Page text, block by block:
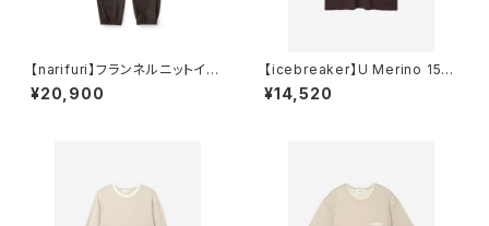
【narifuri】フランネルニットイー
ジージョガーズ
¥20,900
【icebreaker】U Merino 150
SS Pocket Tee
¥14,520